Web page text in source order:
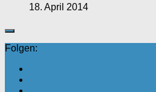
18. April 2014
Folgen: